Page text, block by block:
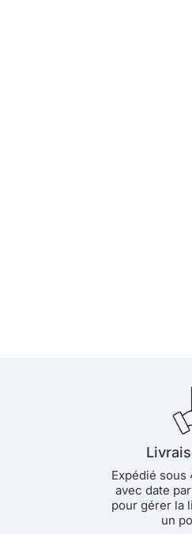
Expédié sous
avec date
pour gérer la
un